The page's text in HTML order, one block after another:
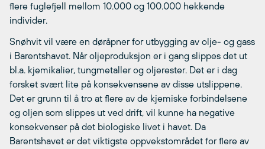
flere fuglefjell mellom 10.000 og 100.000 hekkende
individer.
Snøhvit vil være en døråpner for utbygging av olje- og gass
i Barentshavet. Når oljeproduksjon er i gang slippes det ut
bl.a. kjemikalier, tungmetaller og oljerester. Det er i dag
forsket svært lite på konsekvensene av disse utslippene.
Det er grunn til å tro at flere av de kjemiske forbindelsene
og oljen som slippes ut ved drift, vil kunne ha negative
konsekvenser på det biologiske livet i havet. Da
Barentshavet er det viktigste oppvekstområdet for flere av